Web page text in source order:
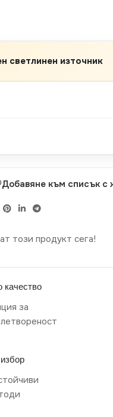
светлинен източник
Добавяне към списък с
този продукт сега!
качество
за